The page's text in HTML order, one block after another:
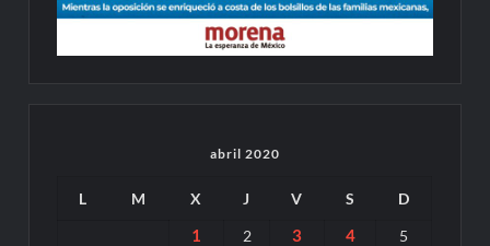
abril 2020
L M X J V S D
1 2 3 4
5